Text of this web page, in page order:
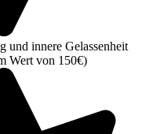
und innere Gelassenheit
Wert von 150€)